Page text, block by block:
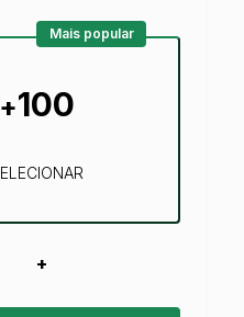
+100
Mais popular
+